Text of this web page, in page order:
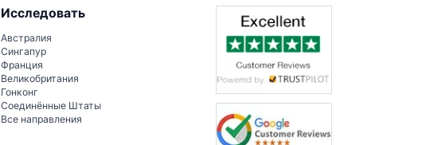
Исследовать
Австралия
Сингапур
Франция
Великобритания
Гонконг
Соединённые Штаты
Все направления